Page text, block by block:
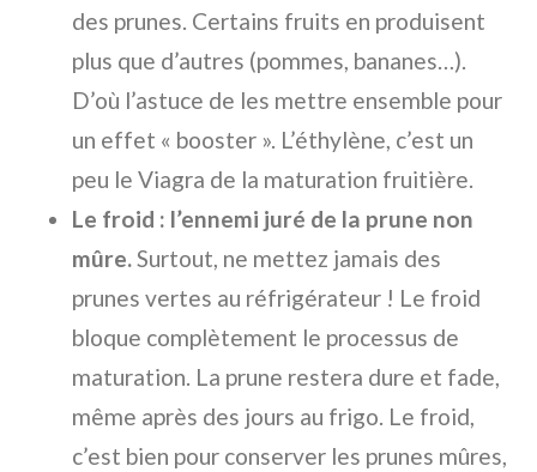
des prunes. Certains fruits en produisent
plus que d’autres (pommes, bananes…).
D’où l’astuce de les mettre ensemble pour
un effet « booster ». L’éthylène, c’est un
peu le Viagra de la maturation fruitière.
Le froid : l’ennemi juré de la prune non
mûre.Surtout, ne mettez jamais des
prunes vertes au réfrigérateur ! Le froid
bloque complètement le processus de
maturation. La prune restera dure et fade,
même après des jours au frigo. Le froid,
c’est bien pour conserver les prunes mûres,